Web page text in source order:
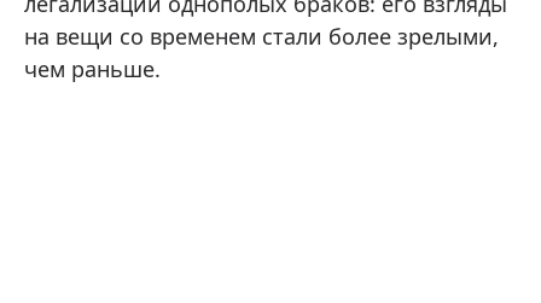
на вещи со временем стали более зрелыми,
чем раньше.